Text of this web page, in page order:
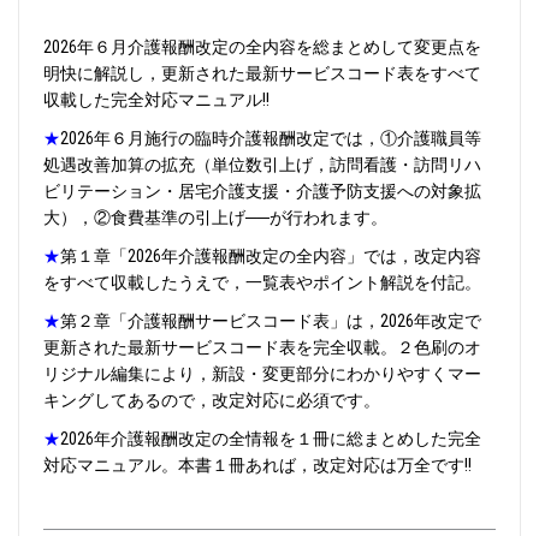
2026年６月介護報酬改定の全内容を総まとめして変更点を
明快に解説し，更新された最新サービスコード表をすべて
収載した完全対応マニュアル‼
★2026年６月施行の臨時介護報酬改定では，①介護職員等
処遇改善加算の拡充（単位数引上げ，訪問看護・訪問リハ
ビリテーション・居宅介護支援・介護予防支援への対象拡
大），②食費基準の引上げ──が行われます。
★第１章「2026年介護報酬改定の全内容」では，改定内容
をすべて収載したうえで，一覧表やポイント解説を付記。
★第２章「介護報酬サービスコード表」は，2026年改定で
更新された最新サービスコード表を完全収載。２色刷のオ
リジナル編集により，新設・変更部分にわかりやすくマー
キングしてあるので，改定対応に必須です。
★2026年介護報酬改定の全情報を１冊に総まとめした完全
対応マニュアル。本書１冊あれば，改定対応は万全です‼